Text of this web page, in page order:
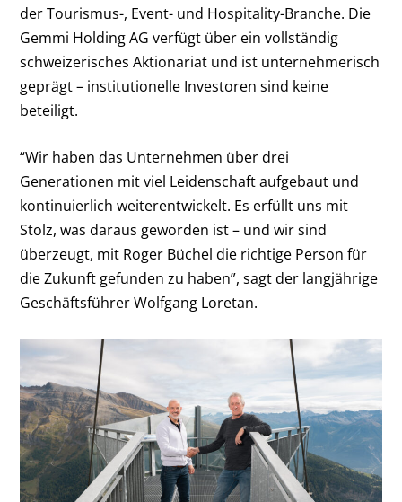
der Tourismus-, Event- und Hospitality-Branche. Die
Gemmi Holding AG verfügt über ein vollständig
schweizerisches Aktionariat und ist unternehmerisch
geprägt – institutionelle Investoren sind keine
beteiligt.
“Wir haben das Unternehmen über drei
Generationen mit viel Leidenschaft aufgebaut und
kontinuierlich weiterentwickelt. Es erfüllt uns mit
Stolz, was daraus geworden ist – und wir sind
überzeugt, mit Roger Büchel die richtige Person für
die Zukunft gefunden zu haben”, sagt der langjährige
Geschäftsführer Wolfgang Loretan.